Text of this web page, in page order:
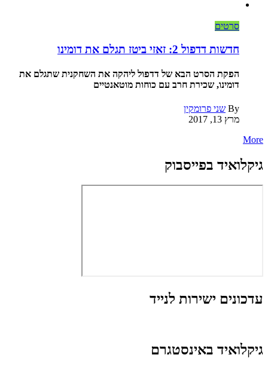
סרטים
חדשות דדפול 2: זאזי ביטז תגלם את דומינו
הפקת הסרט הבא של דדפול ליהקה את השחקנית שתגלם את
דומינו, שכירת חרב עם כוחות מוטאנטיים
By שני פרומקין
מרץ 13, 2017
More
גיקלואיד בפייסבוק
עדכונים ישירות לנייד
גיקלואיד באינסטגרם